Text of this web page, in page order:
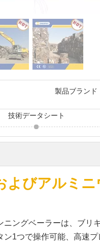
製品ブランド
技術データシート
よびアルミ
ングベーラーは、ブリ
ン1つで操作可能、高速